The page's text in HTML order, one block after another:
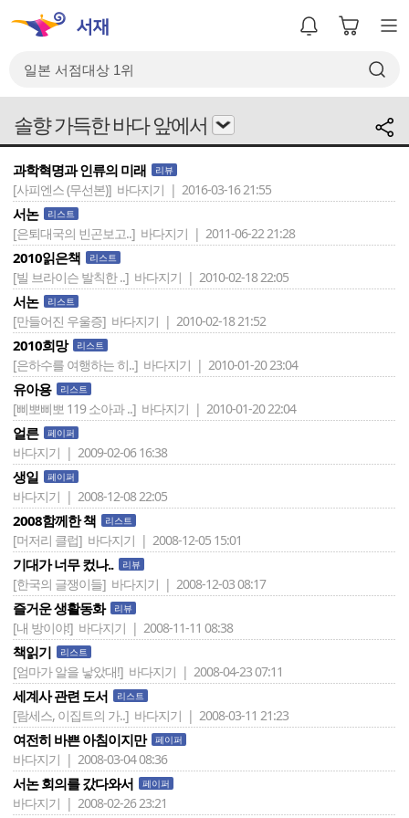
솔향 가득한 바다 앞에서
과학혁명과 인류의 미래 리뷰
[사피엔스 (무선본)] 바다지기 | 2016-03-16 21:55
서논 리스트
[은퇴대국의 빈곤보고..] 바다지기 | 2011-06-22 21:28
2010읽은책 리스트
[빌 브라이슨 발칙한 ..] 바다지기 | 2010-02-18 22:05
서논 리스트
[만들어진 우울증] 바다지기 | 2010-02-18 21:52
2010희망 리스트
[은하수를 여행하는 히..] 바다지기 | 2010-01-20 23:04
유아용 리스트
[삐뽀삐뽀 119 소아과 ..] 바다지기 | 2010-01-20 22:04
얼른 페이퍼
바다지기 | 2009-02-06 16:38
생일 페이퍼
바다지기 | 2008-12-08 22:05
2008함께한 책 리스트
[머저리 클럽] 바다지기 | 2008-12-05 15:01
기대가 너무 컸나.. 리뷰
[한국의 글쟁이들] 바다지기 | 2008-12-03 08:17
즐거운 생활동화 리뷰
[내 방이야!] 바다지기 | 2008-11-11 08:38
책읽기 리스트
[엄마가 알을 낳았대!] 바다지기 | 2008-04-23 07:11
세계사 관련 도서 리스트
[람세스, 이집트의 가..] 바다지기 | 2008-03-11 21:23
여전히 바쁜 아침이지만 페이퍼
바다지기 | 2008-03-04 08:36
서논 회의를 갔다와서 페이퍼
바다지기 | 2008-02-26 23:21